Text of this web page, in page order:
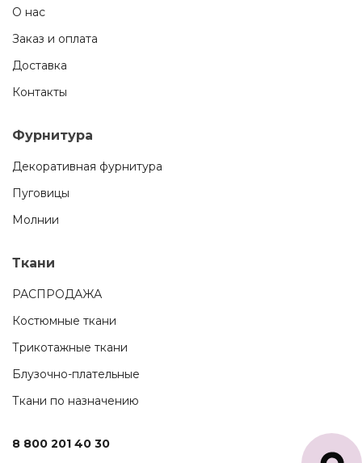
О нас
Заказ и оплата
Доставка
Контакты
Фурнитура
Декоративная фурнитура
Пуговицы
Молнии
Ткани
РАСПРОДАЖА
Костюмные ткани
Трикотажные ткани
Блузочно-плательные
Ткани по назначению
8 800 201 40 30